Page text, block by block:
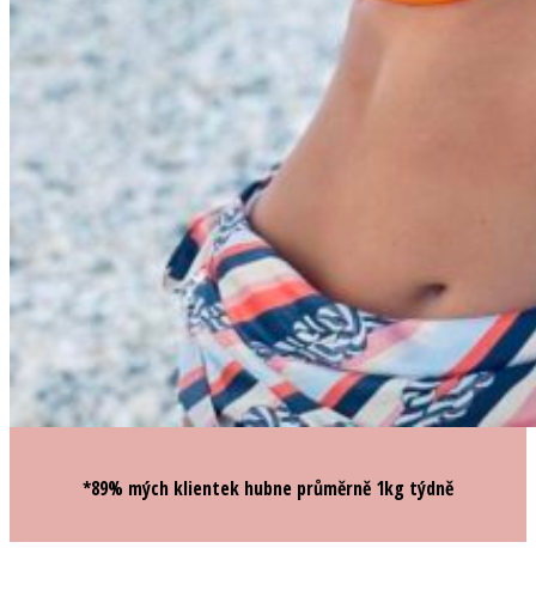
*89% mých klientek hubne průměrně 1kg týdně